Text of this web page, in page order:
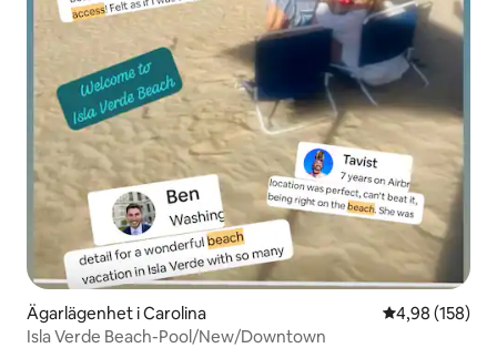
Ägarlägenhet i Carolina 4,98 av 5 i
4,98 (158)
Isla Verde Beach-Pool/New/Downtown